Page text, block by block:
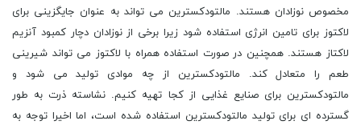
مخصوص نوزادان هستند. مالتودکسترین می تواند به عنوان جایگزینی برای
لاکتوز برای تامین انرژی استفاده شود زیرا برخی از نوزادان دچار کمبود آنزیم
لاکتاز هستند. همچنین در صورت استفاده همراه با لاکتوز می تواند شیرینی
طعم را متعادل کند. مالتودکسترین از چه موادی تولید می شود و
مالتودکسترین برای صنایع غذایی از کجا تهیه کنیم. نشاسته ذرت به طور
گسترده ای برای تولید مالتودکسترین استفاده شده است، اما اخیرا توجه به